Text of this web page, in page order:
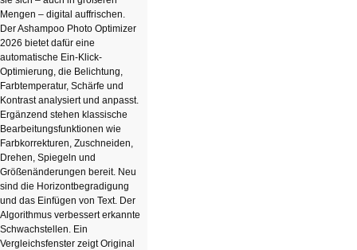
Mengen – digital auffrischen.
Der Ashampoo Photo Optimizer
2026 bietet dafür eine
automatische Ein-Klick-
Optimierung, die Belichtung,
Farbtemperatur, Schärfe und
Kontrast analysiert und anpasst.
Ergänzend stehen klassische
Bearbeitungsfunktionen wie
Farbkorrekturen, Zuschneiden,
Drehen, Spiegeln und
Größenänderungen bereit. Neu
sind die Horizontbegradigung
und das Einfügen von Text. Der
Algorithmus verbessert erkannte
Schwachstellen. Ein
Vergleichsfenster zeigt Original